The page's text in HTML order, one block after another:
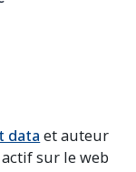
data et auteur
sur le web